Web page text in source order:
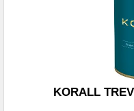
KORALL